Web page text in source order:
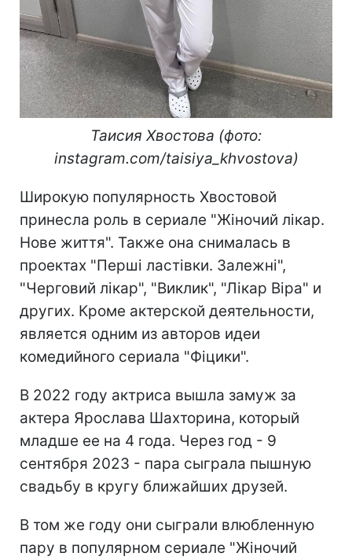
Таисия Хвостова (фото:
instagram.com/taisiya_khvostova)
Широкую популярность Хвостовой
принесла роль в сериале "Жіночий лікар.
Нове життя". Также она снималась в
проектах "Перші ластівки. Залежні",
"Черговий лікар", "Виклик", "Лікар Віра" и
других. Кроме актерской деятельности,
является одним из авторов идеи
комедийного сериала "Фіцики".
В 2022 году актриса вышла замуж за
актера Ярослава Шахторина, который
младше ее на 4 года. Через год - 9
сентября 2023 - пара сыграла пышную
свадьбу в кругу ближайших друзей.
В том же году они сыграли влюбленную
пару в популярном сериале "Жіночий